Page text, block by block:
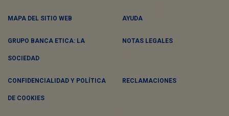
MAPA DEL SITIO WEB AYUDA
GRUPO BANCA ETICA: LA
SOCIEDAD
NOTAS LEGALES
CONFIDENCIALIDAD Y POLÍTICA
DE COOKIES
RECLAMACIONES